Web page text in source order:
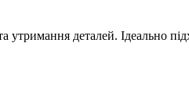
деталей. Ідеально